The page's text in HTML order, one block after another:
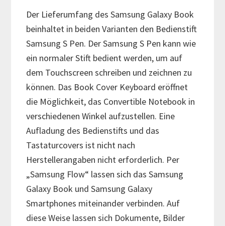
Der Lieferumfang des Samsung Galaxy Book
beinhaltet in beiden Varianten den Bedienstift
Samsung S Pen. Der Samsung S Pen kann wie
ein normaler Stift bedient werden, um auf
dem Touchscreen schreiben und zeichnen zu
können. Das Book Cover Keyboard eröffnet
die Möglichkeit, das Convertible Notebook in
verschiedenen Winkel aufzustellen. Eine
Aufladung des Bedienstifts und das
Tastaturcovers ist nicht nach
Herstellerangaben nicht erforderlich. Per
„Samsung Flow“ lassen sich das Samsung
Galaxy Book und Samsung Galaxy
Smartphones miteinander verbinden. Auf
diese Weise lassen sich Dokumente, Bilder